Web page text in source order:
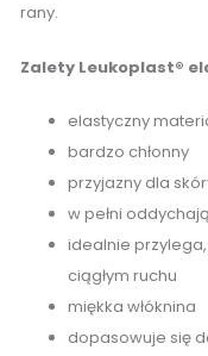
rany.
Zalety Leukoplast®
elastyczny
bardzo chłonny
przyjazny dla
w pełni
idealnie
ciągłym ruchu
miękka włóknina
dopasowuje się